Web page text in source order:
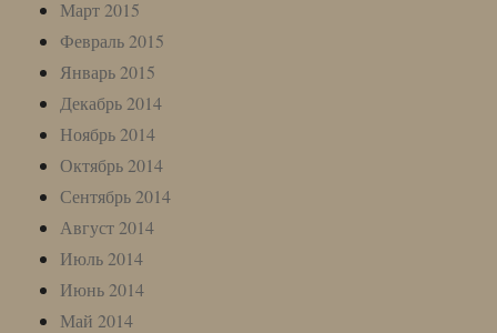
Март 2015
Февраль 2015
Январь 2015
Декабрь 2014
Ноябрь 2014
Октябрь 2014
Сентябрь 2014
Август 2014
Июль 2014
Июнь 2014
Май 2014